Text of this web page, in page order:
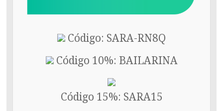
Código: SARA-RN8Q
Código 10%: BAILARINA
Código 15%: SARA15